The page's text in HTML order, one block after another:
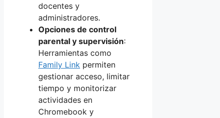
docentes y
administradores.
Opciones de control
parental y supervisión:
Herramientas como
Family Link permiten
gestionar acceso, limitar
tiempo y monitorizar
actividades en
Chromebook y